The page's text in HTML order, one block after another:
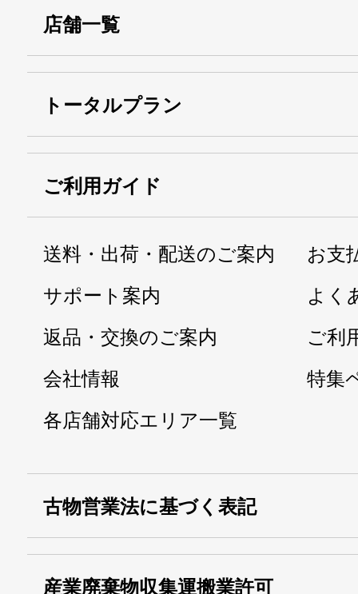
店舗一覧
トータルプラン
ご利用ガイド
送料・出荷・配送のご案内
お支
サポート案内
よく
返品・交換のご案内
ご利
会社情報
特集
各店舗対応エリア一覧
古物営業法に基づく表記
産業廃棄物収集運搬業許可